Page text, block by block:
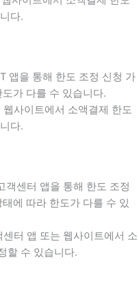
다.
앱을 통해 한도 조정 신청 가
가 다를 수 있습니다.
사이트에서 소액결제 한도
다.
객센터 앱을 통해 한도 조정
에 따라 한도가 다를 수 있
센터 앱 또는 웹사이트에서 소
할 수 있습니다.